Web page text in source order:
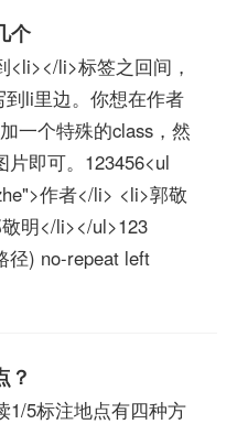
个
<li></li>标签之回间，
li里边。你想在作者
一个特殊的class，然
片即可。123456<ul
作者</li> <li>郭敬
明</li></ul>123
径) no-repeat left
？
1/5标注地点有四种方